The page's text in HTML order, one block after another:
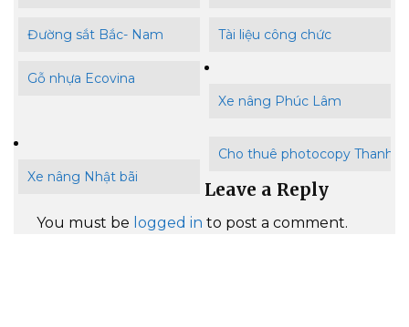
Đường sắt Bắc- Nam Tài liệu công chức
Gỗ nhựa Ecovina
Xe nâng Phúc Lâm
Xe nâng Nhật bãi
Cho thuê photocopy Thanh
Leave a Reply
You must be logged in to post a comment.